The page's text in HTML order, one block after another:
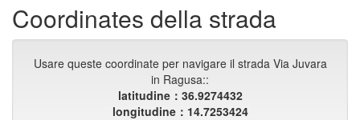
Coordinates della strada
Usare queste coordinate per navigare il strada Via Juvara
in Ragusa::
latitudine：36.9274432
longitudine：14.7253424